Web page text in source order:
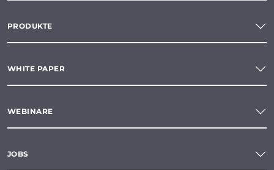
PRODUKTE
WHITE PAPER
WEBINARE
JOBS